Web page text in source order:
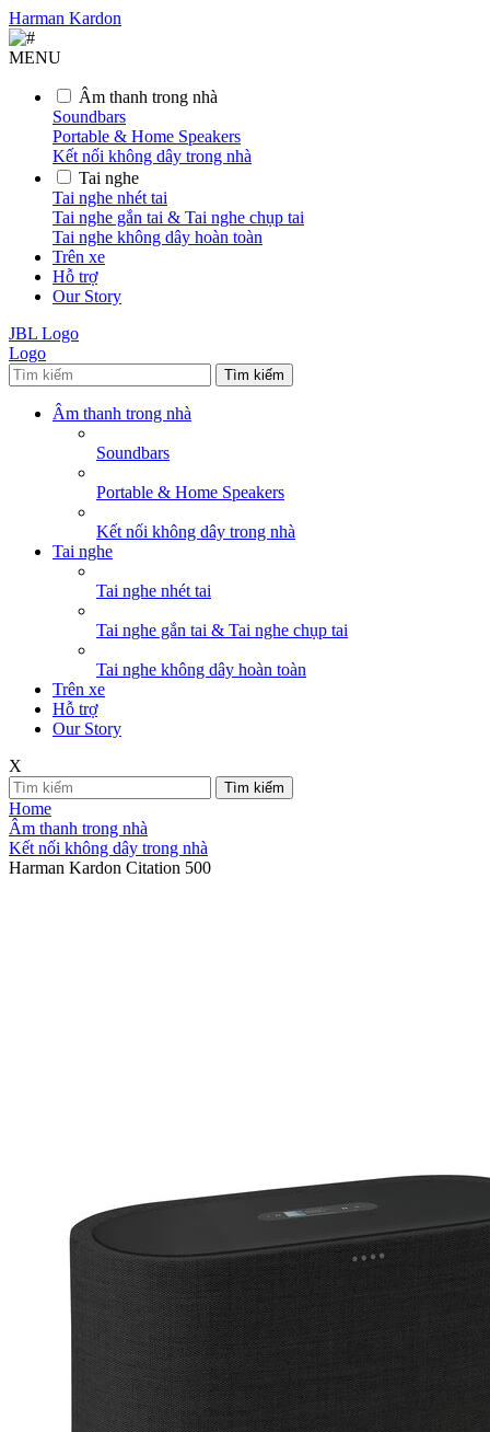
Harman Kardon
MENU
Âm thanh trong nhà
Soundbars
Portable & Home Speakers
Kết nối không dây trong nhà
Tai nghe
Tai nghe nhét tai
Tai nghe gắn tai & Tai nghe chụp tai
Tai nghe không dây hoàn toàn
Trên xe
Hỗ trợ
Our Story
JBL Logo
Logo
Tìm kiếm
Âm thanh trong nhà
Soundbars
Portable & Home Speakers
Kết nối không dây trong nhà
Tai nghe
Tai nghe nhét tai
Tai nghe gắn tai & Tai nghe chụp tai
Tai nghe không dây hoàn toàn
Trên xe
Hỗ trợ
Our Story
X
Tìm kiếm
Home
Âm thanh trong nhà
Kết nối không dây trong nhà
Harman Kardon Citation 500